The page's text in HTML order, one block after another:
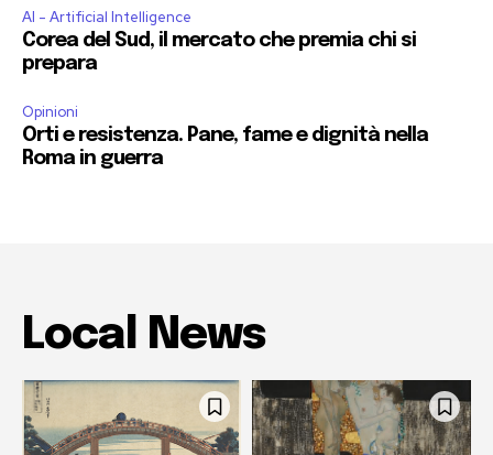
AI - Artificial Intelligence
Corea del Sud, il mercato che premia chi si
prepara
Opinioni
Orti e resistenza. Pane, fame e dignità nella
Roma in guerra
Local News